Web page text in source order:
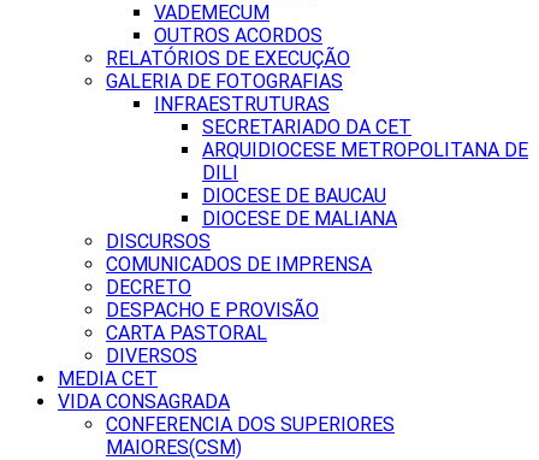
VADEMECUM
OUTROS ACORDOS
RELATÓRIOS DE EXECUÇÃO
GALERIA DE FOTOGRAFIAS
INFRAESTRUTURAS
SECRETARIADO DA CET
ARQUIDIOCESE METROPOLITANA DE
DILI
DIOCESE DE BAUCAU
DIOCESE DE MALIANA
DISCURSOS
COMUNICADOS DE IMPRENSA
DECRETO
DESPACHO E PROVISÃO
CARTA PASTORAL
DIVERSOS
MEDIA CET
VIDA CONSAGRADA
CONFERENCIA DOS SUPERIORES
MAIORES(CSM)